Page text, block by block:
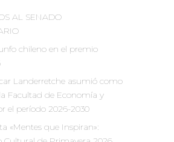
AL SENADO
chileno en el premio
Landerretche asumió como
Facultad de Economía y
el período 2026-2030
«Mentes que Inspiran»: